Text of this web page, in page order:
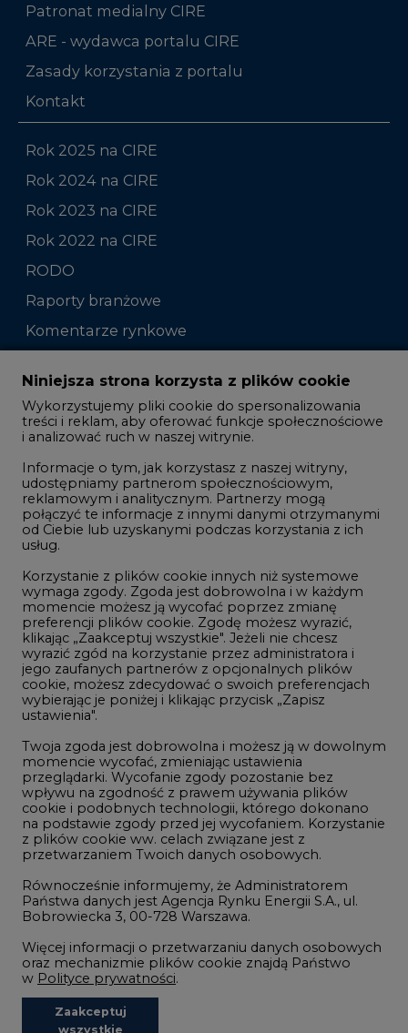
Patronat medialny CIRE
ARE - wydawca portalu CIRE
Zasady korzystania z portalu
Kontakt
Rok 2025 na CIRE
Rok 2024 na CIRE
Rok 2023 na CIRE
Rok 2022 na CIRE
RODO
Raporty branżowe
Komentarze rynkowe
Zmiany kadrowe na rynku
Studio CIRE
Rozmowy o energetyce
Gospodarka
Geopolityka
LTE450
Innowacje i AI
Telekomunikacja i IT
Handel emisjami CO2
Wodór
Górnictwo
Atom
Fotowoltaika
Offshore wind
Zielone samorządy
Zielona gospodarka
©2002- 2021 - 2026
Niniejsza strona korzysta z plików cookie
Wykorzystujemy pliki cookie do spersonalizowania
treści i reklam, aby oferować funkcje społecznościowe
i analizować ruch w naszej witrynie.
Informacje o tym, jak korzystasz z naszej witryny,
udostępniamy partnerom społecznościowym,
reklamowym i analitycznym. Partnerzy mogą
połączyć te informacje z innymi danymi otrzymanymi
od Ciebie lub uzyskanymi podczas korzystania z ich
usług.
Korzystanie z plików cookie innych niż systemowe
wymaga zgody. Zgoda jest dobrowolna i w każdym
momencie możesz ją wycofać poprzez zmianę
preferencji plików cookie. Zgodę możesz wyrazić,
klikając „Zaakceptuj wszystkie". Jeżeli nie chcesz
wyrazić zgód na korzystanie przez administratora i
jego zaufanych partnerów z opcjonalnych plików
cookie, możesz zdecydować o swoich preferencjach
wybierając je poniżej i klikając przycisk „Zapisz
ustawienia".
Twoja zgoda jest dobrowolna i możesz ją w dowolnym
momencie wycofać, zmieniając ustawienia
przeglądarki. Wycofanie zgody pozostanie bez
wpływu na zgodność z prawem używania plików
cookie i podobnych technologii, którego dokonano
na podstawie zgody przed jej wycofaniem. Korzystanie
z plików cookie ww. celach związane jest z
przetwarzaniem Twoich danych osobowych.
Równocześnie informujemy, że Administratorem
Państwa danych jest Agencja Rynku Energii S.A., ul.
Bobrowiecka 3, 00-728 Warszawa.
Więcej informacji o przetwarzaniu danych osobowych
oraz mechanizmie plików cookie znajdą Państwo
w Polityce prywatności.
Zaakceptuj
wszystkie